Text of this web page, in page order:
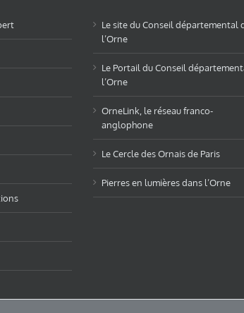
Le site du Conseil départemental
l’Orne
Le Portail du Conseil
l’Orne
OrneLink, le réseau franco-
anglophone
Le Cercle des Ornais de Paris
Pierres en lumières dans l’Orne